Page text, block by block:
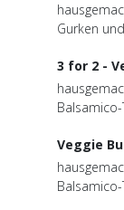
Gurken
3 for 2 -
Veggie